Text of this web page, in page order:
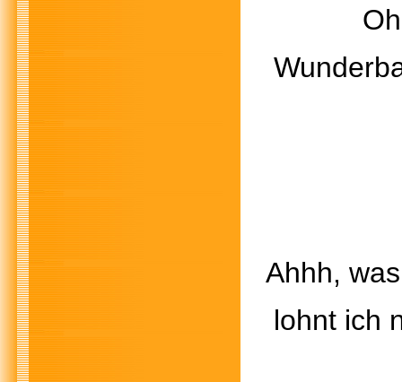
Ahhh,
lohnt ich